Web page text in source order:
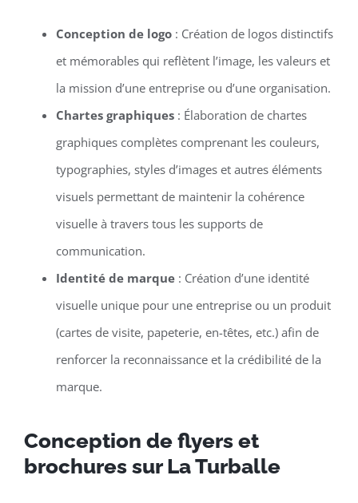
Conception de logo: Création de logos distinctifs
et mémorables qui reflètent l’image, les valeurs et
la mission d’une entreprise ou d’une organisation.
Chartes graphiques: Élaboration de chartes
graphiques complètes comprenant les couleurs,
typographies, styles d’images et autres éléments
visuels permettant de maintenir la cohérence
visuelle à travers tous les supports de
communication.
Identité de marque: Création d’une identité
visuelle unique pour une entreprise ou un produit
(cartes de visite, papeterie, en-têtes, etc.) afin de
renforcer la reconnaissance et la crédibilité de la
marque.
Conception de flyers et
brochures sur La Turballe